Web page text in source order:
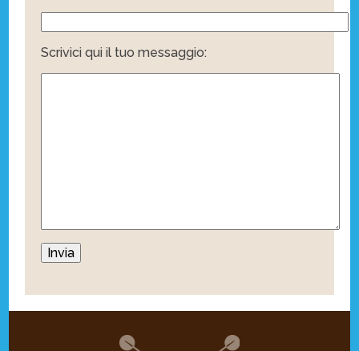
Scrivici qui il tuo messaggio: